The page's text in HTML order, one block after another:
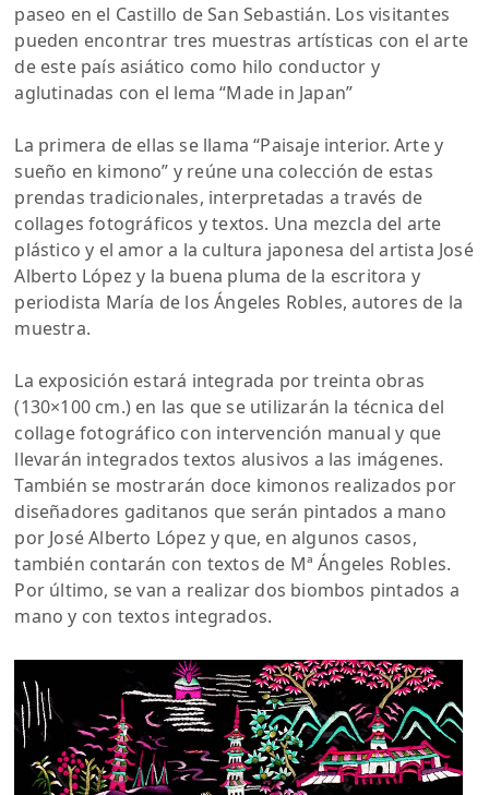
paseo en el Castillo de San Sebastián. Los visitantes
pueden encontrar tres muestras artísticas con el arte
de este país asiático como hilo conductor y
aglutinadas con el lema “Made in Japan”
La primera de ellas se llama “Paisaje interior. Arte y
sueño en kimono” y reúne una colección de estas
prendas tradicionales, interpretadas a través de
collages fotográficos y textos. Una mezcla del arte
plástico y el amor a la cultura japonesa del artista José
Alberto López y la buena pluma de la escritora y
periodista María de los Ángeles Robles, autores de la
muestra.
La exposición estará integrada por treinta obras
(130×100 cm.) en las que se utilizarán la técnica del
collage fotográfico con intervención manual y que
llevarán integrados textos alusivos a las imágenes.
También se mostrarán doce kimonos realizados por
diseñadores gaditanos que serán pintados a mano
por José Alberto López y que, en algunos casos,
también contarán con textos de Mª Ángeles Robles.
Por último, se van a realizar dos biombos pintados a
mano y con textos integrados.